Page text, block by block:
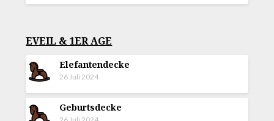
EVEIL & 1ER AGE
Elefantendecke
26 Juli 2024
Geburtsdecke